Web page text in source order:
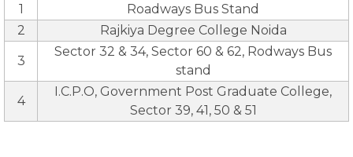
1
Roadways Bus Stand
2
Rajkiya Degree College Noida
3
Sector 32 & 34, Sector 60 & 62, Rodways Bus
stand
4
I.C.P.O, Government Post Graduate College,
Sector 39, 41, 50 & 51